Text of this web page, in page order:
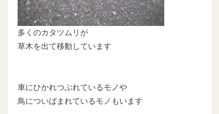
多くのカタツムリが
草木を出て移動しています
車にひかれつぶれているモノや
鳥についばまれているモノもいます